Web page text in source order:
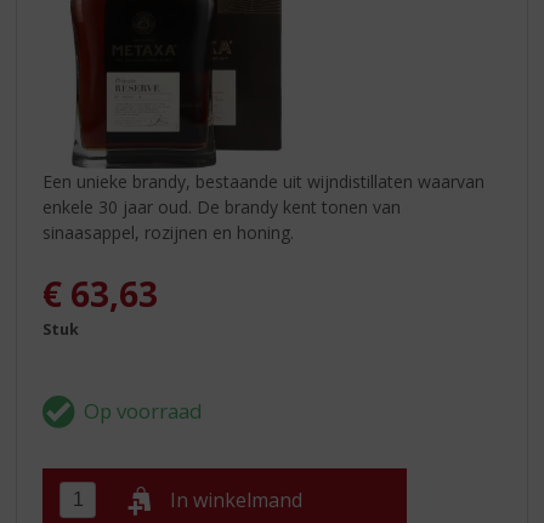
Een unieke brandy, bestaande uit wijndistillaten waarvan
enkele 30 jaar oud. De brandy kent tonen van
sinaasappel, rozijnen en honing.
€ 63,63
Stuk
In winkelmand